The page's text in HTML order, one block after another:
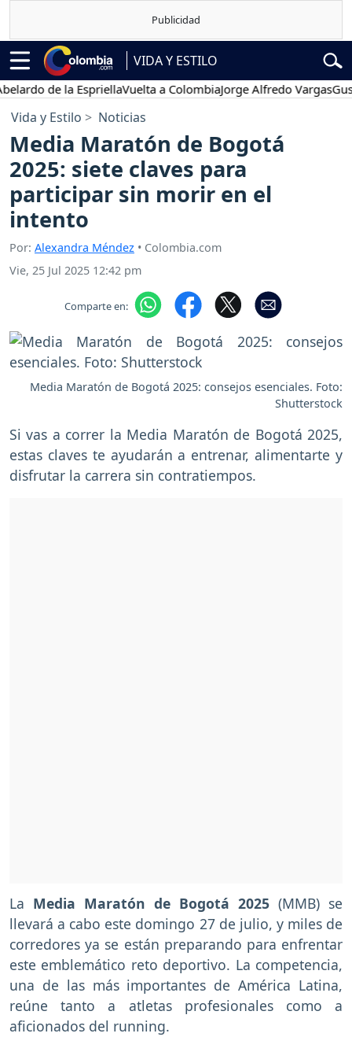
VIDA Y ESTILO
de la EspriellaVuelta a ColombiaJorge Alfredo VargasGustavo
Vida y Estilo Noticias
Media Maratón de Bogotá
2025: siete claves para
participar sin morir en el
intento
Por: Alexandra Méndez • Colombia.com
Vie, 25 Jul 2025 12:42 pm
Comparte en:
Media Maratón de Bogotá 2025: consejos esenciales. Foto:
Shutterstock
Si vas a correr la Media Maratón de Bogotá 2025,
estas claves te ayudarán a entrenar, alimentarte y
disfrutar la carrera sin contratiempos.
La Media Maratón de Bogotá 2025 (MMB) se
llevará a cabo este domingo 27 de julio, y miles de
corredores ya se están preparando para enfrentar
este emblemático reto deportivo. La competencia,
una de las más importantes de América Latina,
reúne tanto a atletas profesionales como a
aficionados del running.